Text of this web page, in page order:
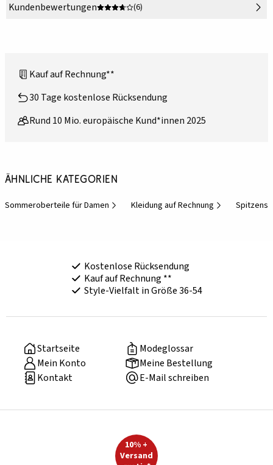
Kundenbewertungen
(6)
Kauf auf Rechnung**
30 Tage kostenlose Rücksendung
Rund 10 Mio. europäische Kund*innen 2025
Ähnliche Kategorien
Sommeroberteile für Damen Kleidung auf Rechnung
Kostenlose Rücksendung
Kauf auf Rechnung **
Style-Vielfalt in Größe 36-54
Startseite
Modeglossar
Mein Konto
Meine Bestellung
Kontakt
E-Mail schreiben
10% +
Versand